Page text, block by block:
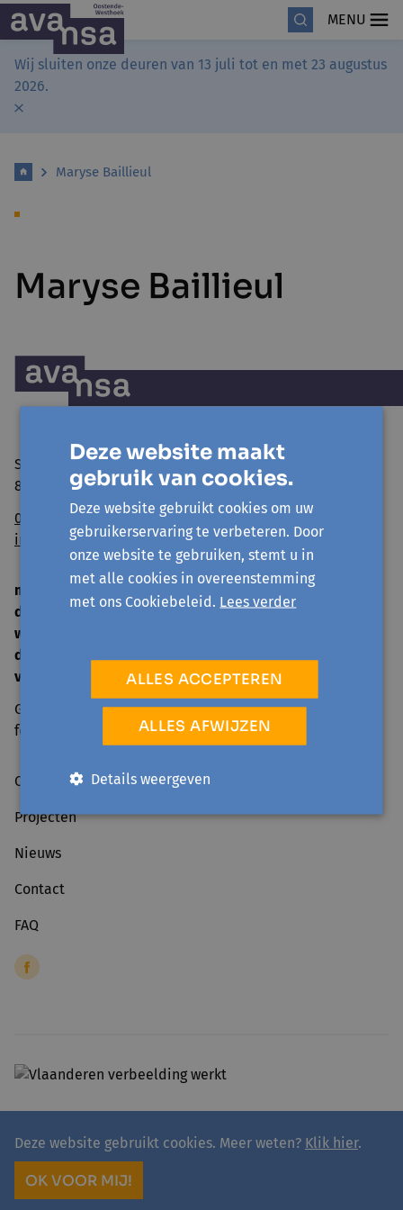
MENU
Wij sluiten onze deuren van 13 juli tot en met 23 augustus
2026.
Maryse Baillieul
Maryse Baillieul
Sint Niklaasstraat 8
8400 Oostende
059/50 39 52
info@avansa-ow.be
ma
di
9 u. - 12 u. | 14 u. - 16 u.
woe
do
vrij
Gesloten tijdens schoolvakanties en op officiële
feestdagen.
Over ons
Projecten
Nieuws
Contact
FAQ
© 2026 - avansa
Algemene voorwaarden
site by
Deze website gebruikt cookies. Meer weten? Klik hier.
OK VOOR MIJ!
Deze website maakt
gebruik van cookies.
Deze website gebruikt cookies om uw
gebruikerservaring te verbeteren. Door
onze website te gebruiken, stemt u in
met alle cookies in overeenstemming
met ons Cookiebeleid. Lees verder
ALLES ACCEPTEREN
ALLES AFWIJZEN
Details weergeven